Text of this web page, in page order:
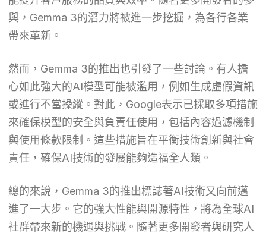
與，Gemma 3的潛力將被進一步挖掘，為各行各業
帶來革新。
然而，Gemma 3的推出也引發了一些討論。有人擔
心如此強大的AI模型可能被濫用，例如生成虛假資訊
或進行不當操縱。對此，Google表示已採取多項措施
來確保模型的安全與負責任使用，包括內容過濾機制
與使用條款限制。這些措施旨在平衡技術創新與社會
責任，確保AI技術的發展能夠造福全人類。
總的來說，Gemma 3的推出標誌著AI技術又向前邁
進了一大步。它的強大性能與開源特性，將為全球AI
社群帶來新的機遇與挑戰。隨著更多開發者與研究人